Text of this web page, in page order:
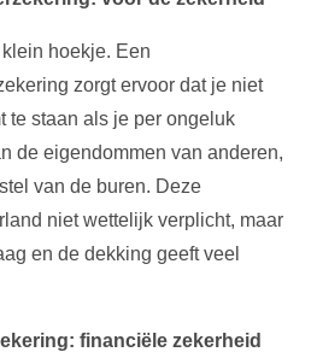
hoekje. Een
zorgt ervoor dat je niet
te staan als je per ongeluk
de eigendommen van anderen,
van de buren. Deze
niet wettelijk verplicht, maar
en de dekking geeft veel
financiële zekerheid